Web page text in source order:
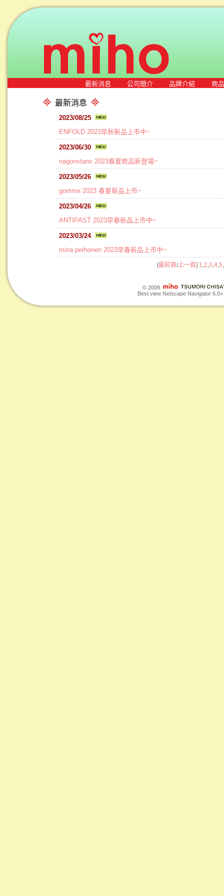
最新消息 公司簡介 品牌介紹 商
最新消息
2023/08/25
ENFOLD 2023早秋新品上市中~
2023/06/30
nagonstans 2023春夏商品新登場~
2023/05/26
gomme 2023 春夏新品上市~
2023/04/26
ANTIPAST 2023早春新品上市中~
2023/03/24
mina perhonen 2023早春新品上市中~
[最前頁/上一頁] 1 2 3 4 5
© 2009
Best view Netscape Navigator